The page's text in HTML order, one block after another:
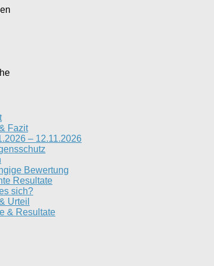
Fazit
– 12.11.2026
Bewertung
Resultate
sich?
Urteil
& Resultate